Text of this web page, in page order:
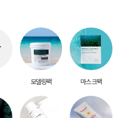
모델링팩 마스크팩